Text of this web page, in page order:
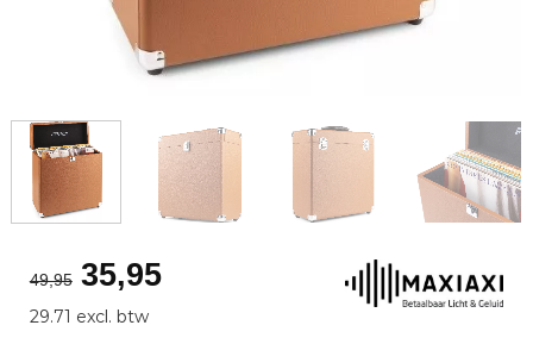
49,95 Oorspronkelijke
prijs
was:
35,95Huidige
29.71 excl. btw